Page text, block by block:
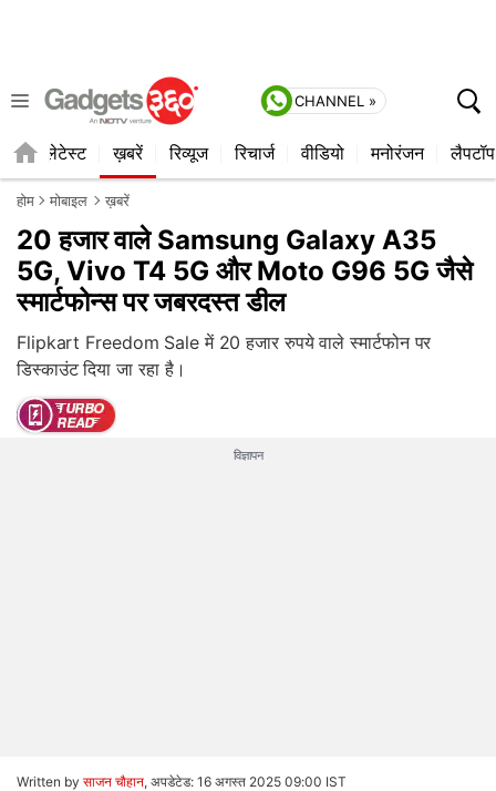
CHANNEL »
लेटेस्ट ख़बरें रिव्यूज रिचार्ज वीडियो मनोरंजन लैपटॉप
होम मोबाइल ख़बरें
20 हजार वाले Samsung Galaxy A35
5G, Vivo T4 5G और Moto G96 5G जैसे
स्मार्टफोन्स पर जबरदस्त डील
Flipkart Freedom Sale में 20 हजार रुपये वाले स्मार्टफोन पर
डिस्काउंट दिया जा रहा है।
विज्ञापन
Written by साजन चौहान, अपडेटेड: 16 अगस्त 2025 09:00 IST